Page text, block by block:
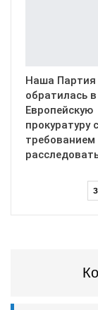
Наша Партия
обратилась в
Европейскую
прокуратуру с
требованием